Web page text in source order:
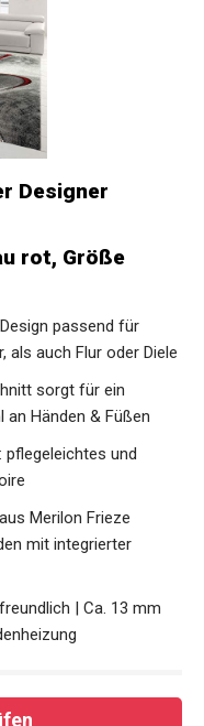
Designer
rot, Größe
passend für
als auch Flur oder Diele
sorgt für ein
Händen & Füßen
und
Merilon Frieze
mit integrierter
| Ca. 13 mm